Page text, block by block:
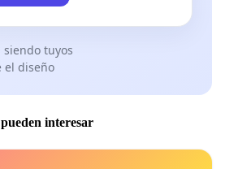
siendo tuyos
el diseño
interesar